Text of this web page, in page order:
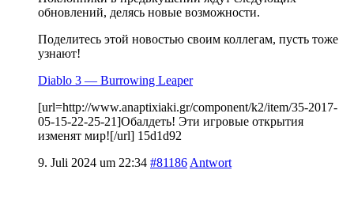
обновлений, делясь новые возможности.
Поделитесь этой новостью своим коллегам, пусть тоже
узнают!
Diablo 3 — Burrowing Leaper
[url=http://www.anaptixiaki.gr/component/k2/item/35-2017-
05-15-22-25-21]Обалдеть! Эти игровые открытия
изменят мир![/url] 15d1d92
9. Juli 2024 um 22:34 #81186 Antwort